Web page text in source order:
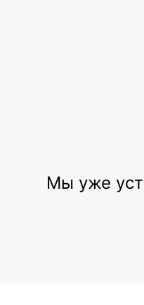
Мы уже